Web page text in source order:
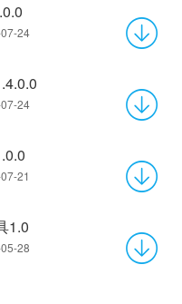
24
24
21
1.0
28